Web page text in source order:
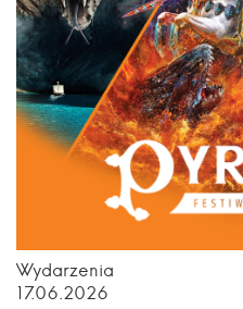
Wydarzenia
17.06.2026